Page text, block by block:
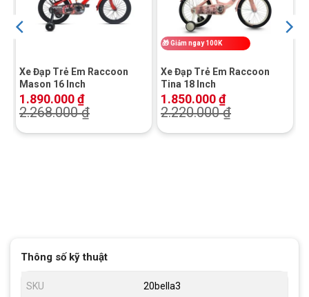
Xe Đạp Trẻ Em Raccoon
Mason 16 Inch
1.890.000₫
2.268.000₫
🎁Giảm ngay 100K
Xe Đạp Trẻ Em Raccoon
Tina 18 Inch
1.850.000₫
2.220.000₫
Thông số kỹ thuật
SKU 20bella3